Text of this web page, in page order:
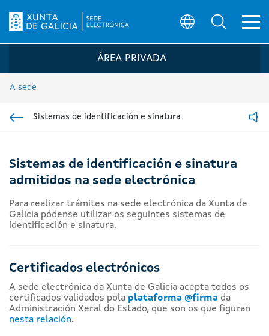
Logo da Sede electrónica da Xunta de
ÁREA PRIVADA
A sede
Sistemas de identificación e sinatura
Sistemas de identificación e sinatura
admitidos na sede electrónica
Para realizar trámites na sede electrónica da Xunta de
Galicia pódense utilizar os seguintes sistemas de
identificación e sinatura.
Certificados electrónicos
A sede electrónica da Xunta de Galicia acepta todos os
certificados validados pola plataforma @firma da
Administración Xeral do Estado, que son os que figuran
nesta relación.